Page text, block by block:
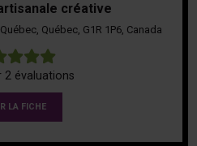
créative
Québec, G1R 1P6, Canada
2 évaluations
LA FICHE